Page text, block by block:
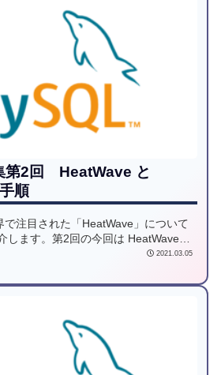
第2回 HeatWave と
順
で注目された「HeatWave」について
します。第2回の今回は HeatWaveの
あるLookerから確認するための連携方
2021.03.05